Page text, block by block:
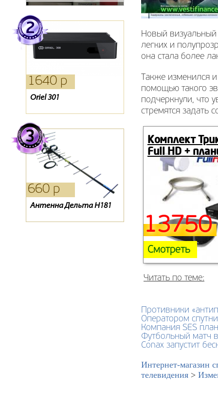
1640 р
Oriel 301
760 р
Кронштейн Holder 2005
660 р
Антенна Дельта 311
660 р
Антенна Дельта Н181
1160 р
Конвертор спутниковый
390 р
Пульт для спутникового
BigSAT Golden 1 CR
Новый
легких и
она стала более
Также изменился
помощью такого
подчеркнули, что
стремятся задать
Комплект
Full HD +
Смотреть
13750
Читать по теме:
Противники
Оператором
Компания SES
Футбольный матч
Conax запустит
Интернет-магазин
телевидения >